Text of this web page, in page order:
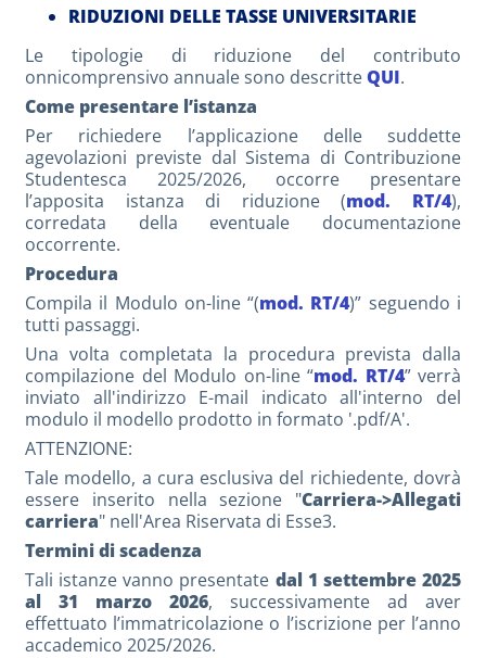
RIDUZIONI DELLE TASSE UNIVERSITARIE
Le tipologie di riduzione del contributo
onnicomprensivo annuale sono descritteQUI.
Come presentare l’istanza
Per richiedere l’applicazione delle suddette
agevolazioni previste dal Sistema di Contribuzione
Studentesca 2025/2026, occorre presentare
l’apposita istanza di riduzione (mod. RT/4),
corredata della eventuale documentazione
occorrente.
Procedura
Compila il Modulo on-line “(mod. RT/4)” seguendo i
tutti passaggi.
Una volta completata la procedura prevista dalla
compilazione del Modulo on-line “mod. RT/4” verrà
inviato all'indirizzo E-mail indicato all'interno del
modulo il modello prodotto in formato '.pdf/A'.
ATTENZIONE:
Tale modello, a cura esclusiva del richiedente, dovrà
essere inserito nella sezione "Carriera->Allegati
carriera" nell'Area Riservata di Esse3.
Termini di scadenza
Tali istanze vanno presentate dal 1 settembre 2025
al 31 marzo 2026, successivamente ad aver
effettuato l’immatricolazione o l’iscrizione per l’anno
accademico 2025/2026.